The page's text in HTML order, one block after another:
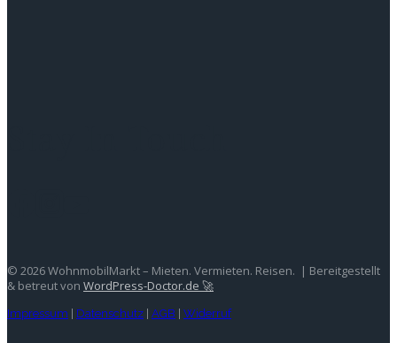
© 2026 WohnmobilMarkt – Mieten. Vermieten. Reisen. | Bereitgestellt
& betreut von WordPress-Doctor.de 🚀
Impressum Datenschutz AGB Widerruf